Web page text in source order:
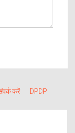
करें DPDP